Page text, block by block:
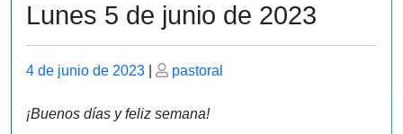
Lunes 5 de junio de 2023
Publicado
4 de junio de 2023
Publicado
pastoral
¡Buenos días y feliz semana!